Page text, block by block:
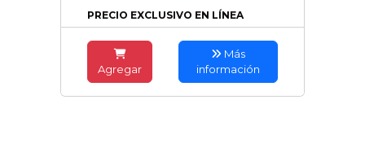
PRECIO EXCLUSIVO EN LÍNEA
Agregar
Más
información